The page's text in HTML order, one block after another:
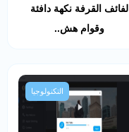
لفائف القرفة نكهة دافئة
وقوام هش..
التكنولوجيا